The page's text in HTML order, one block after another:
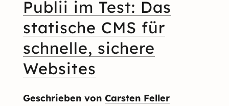
Publii im Test: Das
statische CMS für
schnelle, sichere
Websites
Geschrieben von Carsten Feller